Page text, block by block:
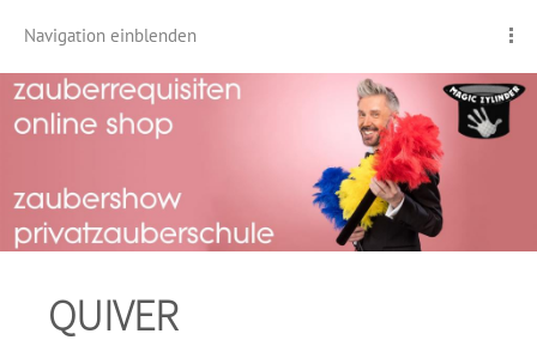
Navigation einblenden
QUIVER